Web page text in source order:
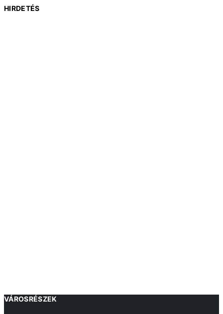
HIRDETÉS
VÁROSRÉSZEK